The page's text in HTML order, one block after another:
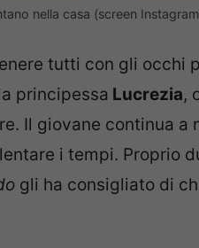
nella casa (screen
tutti con gli occhi
principessa Lucrezia,
Il giovane continua
i tempi. Proprio
gli ha consigliato di